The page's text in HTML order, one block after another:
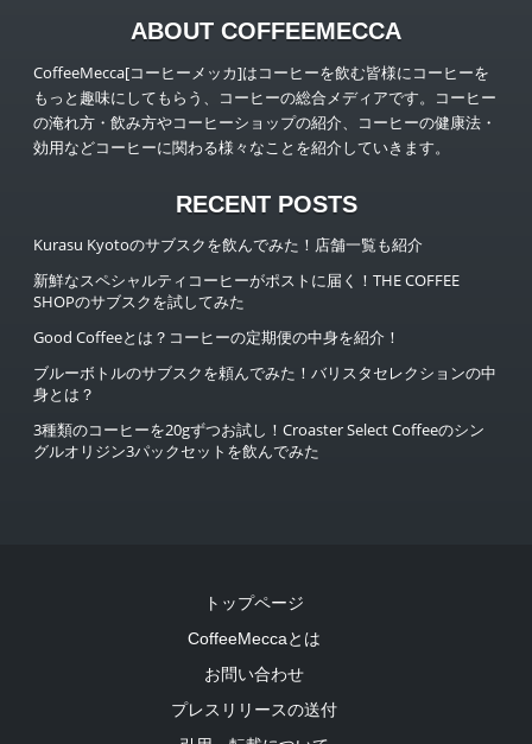
ABOUT COFFEEMECCA
CoffeeMecca[コーヒーメッカ]はコーヒーを飲む皆様にコーヒーを
もっと趣味にしてもらう、コーヒーの総合メディアです。コーヒー
の淹れ方・飲み方やコーヒーショップの紹介、コーヒーの健康法・
効用などコーヒーに関わる様々なことを紹介していきます。
RECENT POSTS
Kurasu Kyotoのサブスクを飲んでみた！店舗一覧も紹介
新鮮なスペシャルティコーヒーがポストに届く！THE COFFEE
SHOPのサブスクを試してみた
Good Coffeeとは？コーヒーの定期便の中身を紹介！
ブルーボトルのサブスクを頼んでみた！バリスタセレクションの中
身とは？
3種類のコーヒーを20gずつお試し！Croaster Select Coffeeのシン
グルオリジン3パックセットを飲んでみた
トップページ
CoffeeMeccaとは
お問い合わせ
プレスリリースの送付